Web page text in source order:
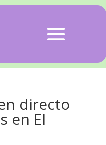
directo
en El